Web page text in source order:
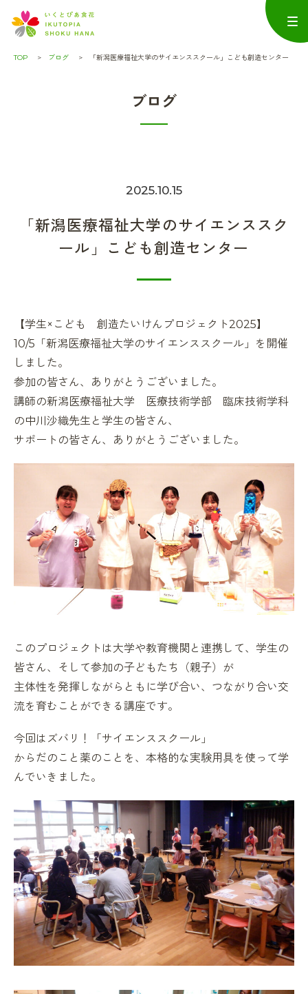
TOP ブログ 「新潟医療福祉大学のサイエンススクール」こども創造センター
ブログ
2025.10.15
「新潟医療福祉大学のサイエンススク
ール」こども創造センター
【学生×こども 創造たいけんプロジェクト2025】
10/5「新潟医療福祉大学のサイエンススクール」を開催
しました。
参加の皆さん、ありがとうございました。
講師の新潟医療福祉大学 医療技術学部 臨床技術学科
の中川沙織先生と学生の皆さん、
サポートの皆さん、ありがとうございました。
このプロジェクトは大学や教育機関と連携して、学生の
皆さん、そして参加の子どもたち（親子）が
主体性を発揮しながらともに学び合い、つながり合い交
流を育むことができる講座です。
今回はズバリ！「サイエンススクール」
からだのこと薬のことを、本格的な実験用具を使って学
んでいきました。